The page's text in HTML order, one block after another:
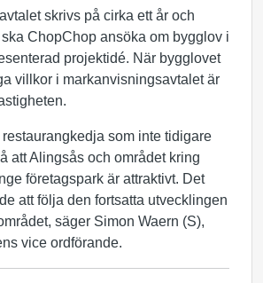
skrivs på cirka ett år och
ChopChop ansöka om bygglov i
projektidé. När bygglovet
villkor i markanvisningsavtalet är
restaurangkedja som inte tidigare
att Alingsås och området kring
företagspark är attraktivt. Det
att följa den fortsatta utvecklingen
säger Simon Waern (S),
vice ordförande.